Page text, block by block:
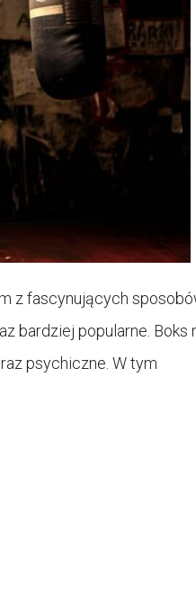
z fascynujących
bardziej popularne. Boks
psychiczne. W tym